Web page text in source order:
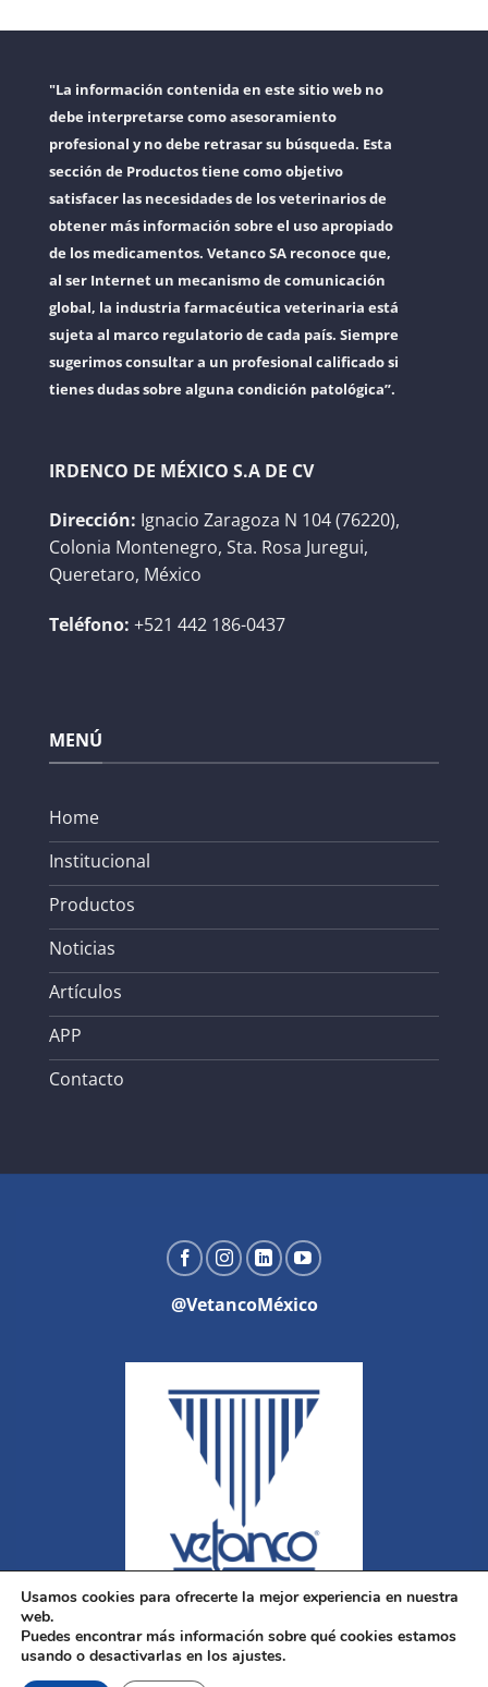
"La información contenida en este sitio web no
debe interpretarse como asesoramiento
profesional y no debe retrasar su búsqueda. Esta
sección de Productos tiene como objetivo
satisfacer las necesidades de los veterinarios de
obtener más información sobre el uso apropiado
de los medicamentos. Vetanco SA reconoce que,
al ser Internet un mecanismo de comunicación
global, la industria farmacéutica veterinaria está
sujeta al marco regulatorio de cada país. Siempre
sugerimos consultar a un profesional calificado si
tienes dudas sobre alguna condición patológica”.
IRDENCO DE MÉXICO S.A DE CV
Dirección: Ignacio Zaragoza N 104 (76220),
Colonia Montenegro, Sta. Rosa Juregui,
Queretaro, México
Teléfono: +521 442 186-0437
MENÚ
Home
Institucional
Productos
Noticias
Artículos
APP
Contacto
@VetancoMéxico
Usamos cookies para ofrecerte la mejor experiencia en nuestra
web.
Puedes encontrar más información sobre qué cookies estamos
usando o desactivarlas en los ajustes.